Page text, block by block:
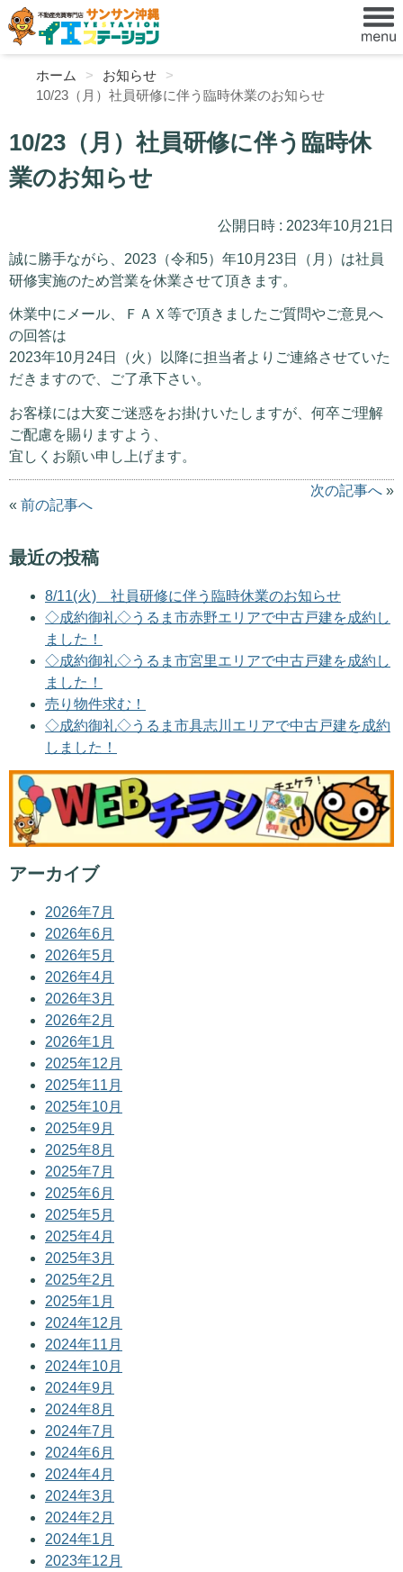
ホーム
お知らせ
10/23（月）社員研修に伴う臨時休業のお知らせ
10/23（月）社員研修に伴う臨時休
業のお知らせ
公開日時 : 2023年10月21日
誠に勝手ながら、2023（令和5）年10月23日（月）は社員
研修実施のため営業を休業させて頂きます。
休業中にメール、ＦＡＸ等で頂きましたご質問やご意見へ
の回答は
2023年10月24日（火）以降に担当者よりご連絡させていた
だきますので、ご了承下さい。
お客様には大変ご迷惑をお掛けいたしますが、何卒ご理解
ご配慮を賜りますよう、
宜しくお願い申し上げます。
« 前の記事へ
次の記事へ »
最近の投稿
8/11(火) 社員研修に伴う臨時休業のお知らせ
◇成約御礼◇うるま市赤野エリアで中古戸建を成約し
ました！
◇成約御礼◇うるま市宮里エリアで中古戸建を成約し
ました！
売り物件求む！
◇成約御礼◇うるま市具志川エリアで中古戸建を成約
しました！
アーカイブ
2026年7月
2026年6月
2026年5月
2026年4月
2026年3月
2026年2月
2026年1月
2025年12月
2025年11月
2025年10月
2025年9月
2025年8月
2025年7月
2025年6月
2025年5月
2025年4月
2025年3月
2025年2月
2025年1月
2024年12月
2024年11月
2024年10月
2024年9月
2024年8月
2024年7月
2024年6月
2024年4月
2024年3月
2024年2月
2024年1月
2023年12月